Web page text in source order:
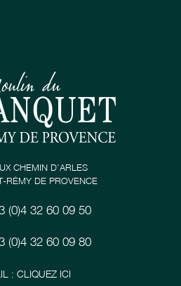
CHEMIN D’ARLES
RÉMY DE PROVENCE
(0)4 32 60 09 50
(0)4 32 60 09 80
: CLIQUEZ ICI